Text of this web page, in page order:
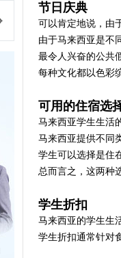
节日庆典
可以肯定地说，由
由于马来西亚是不
最令人兴奋的公共
每种文化都以色彩
可用的住宿选
马来西亚学生生活
马来西亚提供不同
学生可以选择是住
总而言之，这两种
学生折扣
马来西亚的学生生
学生折扣通常针对